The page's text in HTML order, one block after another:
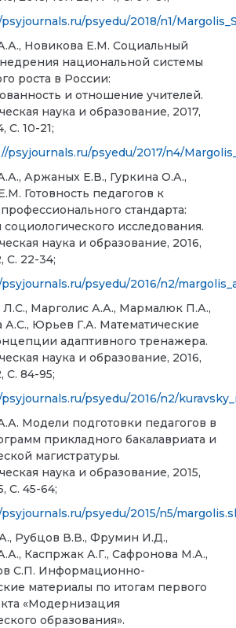
psyedu/2018/n1/
Новикова Е.М. Социальный
национальной системы
роста в России:
и отношение учителей.
наука и образование, 2017,
С. 10-21;
psyjournals.ru/psyedu/2017/n4/
Аржаных Е.В., Гуркина О.А.,
Готовность педагогов к
стандарта:
социологического исследования.
наука и образование, 2016,
С. 22-34;
psyedu/2016/n2/
Л.С., Марголис А.А., Мармалюк П.А.,
А.С., Юрьев Г.А. Математические
адаптивного тренажера.
наука и образование, 2016,
С. 84-95;
psyedu/2016/n2/
Модели подготовки педагогов в
прикладного бакалавриата и
магистратуры.
наука и образование, 2015,
С. 45-64;
psyedu/2015/n5/
Рубцов В.В., Фрумин И.Д.,
Каспржак А.Г., Сафронова М.А.,
С.П. Информационно-
материалы по итогам первого
«Модернизация
образования».